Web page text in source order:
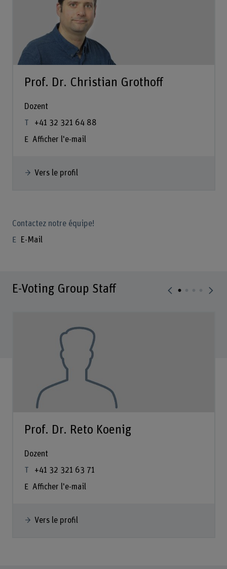
Prof. Dr. Christian Grothoff
Dozent
+41 32 321 64 88
Afficher l'e-mail
Vers le profil
Contactez notre équipe!
E-Mail
E-Voting Group Staff
Prof. Dr. Reto Koenig
Dozent
+41 32 321 63 71
Afficher l'e-mail
Vers le profil